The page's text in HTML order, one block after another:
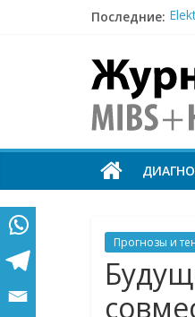
Последние:
MIBS
+
Технологии
страже
здоровья
Прогнозы и